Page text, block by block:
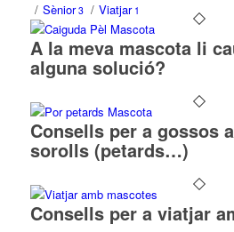
/ Sènior3 / Viatjar1
A la meva mascota li
alguna solució?
Consells per a gossos
sorolls (petards…)
Consells per a viatjar